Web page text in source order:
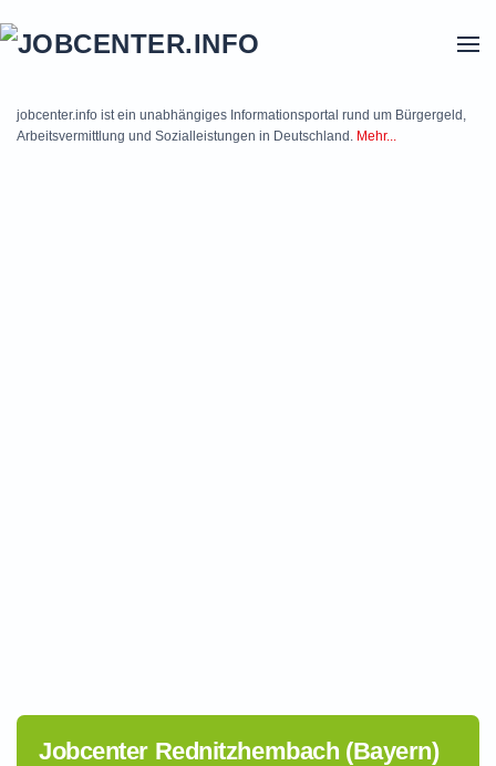
jobcenter.info ist ein unabhängiges Informationsportal rund um Bürgergeld,
Arbeitsvermittlung und Sozialleistungen in Deutschland. Mehr...
Jobcenter Rednitzhembach (Bayern)